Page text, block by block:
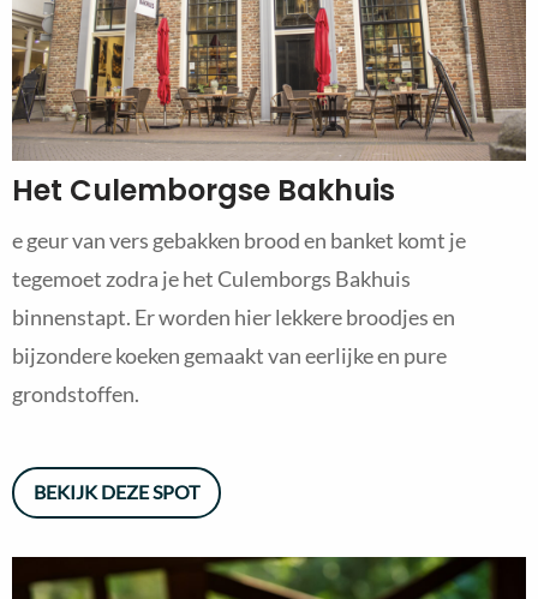
Het Culemborgse Bakhuis
e geur van vers gebakken brood en banket komt je
tegemoet zodra je het Culemborgs Bakhuis
binnenstapt. Er worden hier lekkere broodjes en
bijzondere koeken gemaakt van eerlijke en pure
grondstoffen.
BEKIJK DEZE SPOT